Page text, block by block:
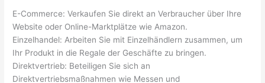
E-Commerce: Verkaufen Sie direkt an Verbraucher über Ihre
Website oder Online-Marktplätze wie Amazon.
Einzelhandel: Arbeiten Sie mit Einzelhändlern zusammen, um
Ihr Produkt in die Regale der Geschäfte zu bringen.
Direktvertrieb: Beteiligen Sie sich an
Direktvertriebsmaßnahmen wie Messen und